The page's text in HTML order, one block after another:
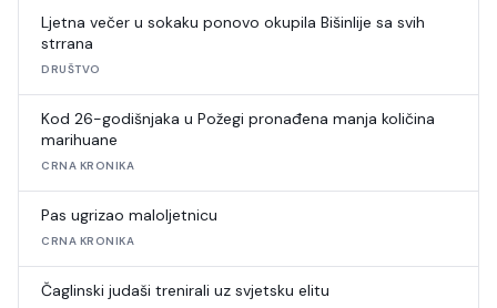
Ljetna večer u sokaku ponovo okupila Bišinlije sa svih
strrana
DRUŠTVO
Kod 26-godišnjaka u Požegi pronađena manja količina
marihuane
CRNA KRONIKA
Pas ugrizao maloljetnicu
CRNA KRONIKA
Čaglinski judaši trenirali uz svjetsku elitu